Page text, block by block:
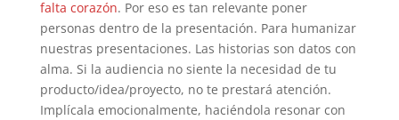
falta corazón. Por eso es tan relevante poner
personas dentro de la presentación. Para humanizar
nuestras presentaciones. Las historias son datos con
alma. Si la audiencia no siente la necesidad de tu
producto/idea/proyecto, no te prestará atención.
Implícala emocionalmente, haciéndola resonar con